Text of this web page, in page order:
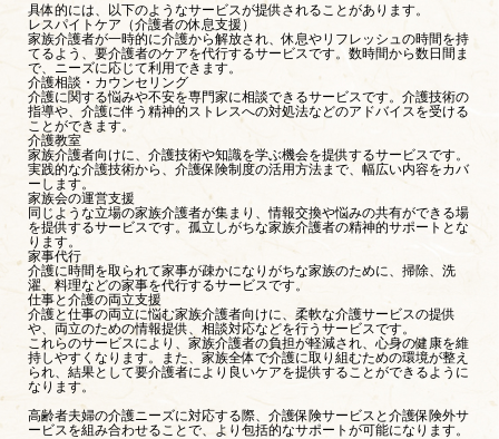
具体的には、以下のようなサービスが提供されることがあります。
レスパイトケア（介護者の休息支援）
家族介護者が一時的に介護から解放され、休息やリフレッシュの時間を持
てるよう、要介護者のケアを代行するサービスです。数時間から数日間ま
で、ニーズに応じて利用できます。
介護相談・カウンセリング
介護に関する悩みや不安を専門家に相談できるサービスです。介護技術の
指導や、介護に伴う精神的ストレスへの対処法などのアドバイスを受ける
ことができます。
介護教室
家族介護者向けに、介護技術や知識を学ぶ機会を提供するサービスです。
実践的な介護技術から、介護保険制度の活用方法まで、幅広い内容をカバ
ーします。
家族会の運営支援
同じような立場の家族介護者が集まり、情報交換や悩みの共有ができる場
を提供するサービスです。孤立しがちな家族介護者の精神的サポートとな
ります。
家事代行
介護に時間を取られて家事が疎かになりがちな家族のために、掃除、洗
濯、料理などの家事を代行するサービスです。
仕事と介護の両立支援
介護と仕事の両立に悩む家族介護者向けに、柔軟な介護サービスの提供
や、両立のための情報提供、相談対応などを行うサービスです。
これらのサービスにより、家族介護者の負担が軽減され、心身の健康を維
持しやすくなります。また、家族全体で介護に取り組むための環境が整え
られ、結果として要介護者により良いケアを提供することができるように
なります。
高齢者夫婦の介護ニーズに対応する際、介護保険サービスと介護保険外サ
ービスを組み合わせることで、より包括的なサポートが可能になります。